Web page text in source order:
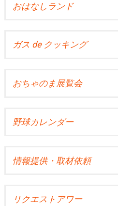
おはなしランド
ガス de クッキング
おちゃのま展覧会
野球カレンダー
情報提供・取材依頼
リクエストアワー